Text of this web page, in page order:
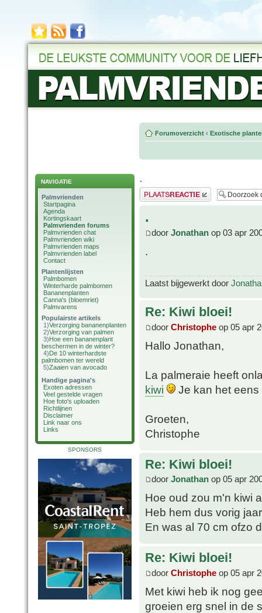
NAVIGATIE
Palmvrienden
Startpagina
Agenda
Kortingskaart
Palmvrienden forums
Palmvrienden chat
Palmvrienden wiki
Palmvrienden maps
Palmvrienden label
Contact
Plantenlijsten
Palmbomen
Winterharde palmbomen
Bananenplanten
Canna's (bloemriet)
Palmvarens
Populairste artikels
1)Verzorging bananenplanten
2)Verzorging van palmen
3)Hoe een bananenplant
beschermen in de winter?
4)De 10 winterhardste
palmbomen ter wereld
5)Zaaien van avocado
Handige pagina's
Exoten adressen
Veel gestelde vragen
Hoe foto's uploaden
Richtlijnen
Disclaimer
Link naar ons
Links
SPONSORS
Forumoverzicht ‹ Exotische
.
Plaats een reactie
.
door Jonathan op 03 apr
.
Laatst bijgewerkt door
Re: Kiwi bloei!
door Christophe op 05 apr
Hallo Jonathan,
La palmeraie heeft
kiwi
Je kan het
Groeten,
Christophe
Re: Kiwi bloei!
door Jonathan op 05 apr
Hoe oud zou m'n kiwi
Heb hem dus vorig
En was al 70 cm ofzo
Re: Kiwi bloei!
door Christophe op 05 apr
Met kiwi heb ik nog
groeien erg snel in de